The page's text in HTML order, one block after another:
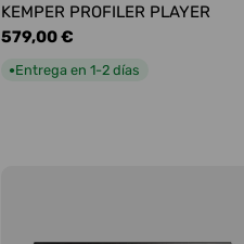
KEMPER PROFILER PLAYER
Precio
habitual
579,00 €
●Entrega en 1-2 días